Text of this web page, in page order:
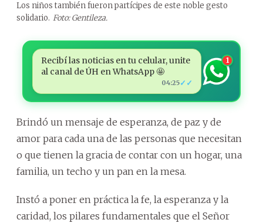
Los niños también fueron partícipes de este noble gesto
solidario. Foto: Gentileza.
Recibí las noticias en tu celular, unite
al canal de ÚH en WhatsApp 🤩
04:25✓✓
1
Brindó un mensaje de esperanza, de paz y de
amor para cada una de las personas que necesitan
o que tienen la gracia de contar con un hogar, una
familia, un techo y un pan en la mesa.
Instó a poner en práctica la fe, la esperanza y la
caridad, los pilares fundamentales que el Señor